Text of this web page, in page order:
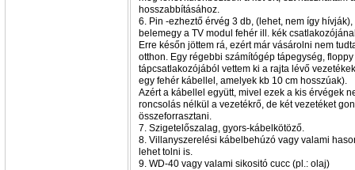
hosszabbításához.
6. Pin -ezheztő érvég 3 db, (lehet, nem így
belemegy a TV modul fehér ill. kék
Erre későn jöttem rá, ezért már vásárolni nem
otthon. Egy régebbi számítógép tápegység,
tápcsatlakozójából vettem ki a rajta lévő
egy fehér kábellel, amelyek kb 10 cm hosszúak).
Azért a kábellel együtt, mivel ezek a kis érvégek
roncsolás nélkül a vezetékrő, de két vezetéket
összeforrasztani.
7. Szigetelőszalag, gyors-kábelkötöző.
8. Villanyszerelési kábelbehúzó vagy valami
lehet tolni is.
9. WD-40 vagy valami sikositó cucc (pl.: olaj)